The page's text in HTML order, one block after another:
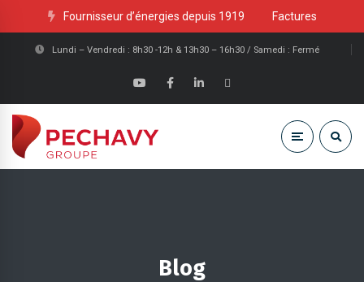
Fournisseur d’énergies depuis 1919 Factures
Lundi – Vendredi : 8h30 -12h & 13h30 – 16h30 / Samedi : Fermé
Blog